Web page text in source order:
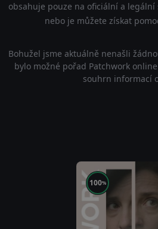
obsahuje pouze na oficiální a
nebo je můžete získat
Bohužel jsme aktuálně nenašli
bylo možné pořad Patchwork
souhrn informací
100%